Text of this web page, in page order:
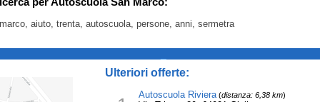
aiuto, trenta, autoscuola, persone, anni, sermetra
Ulteriori offerte:
Autoscuola Riviera(distanza: 6,38 km)